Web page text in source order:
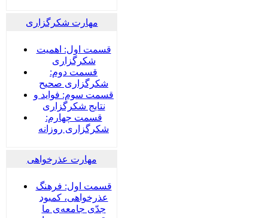
مهارت شکرگزاری
قسمت اول: اهمیت
شکرگزاری
قسمت دوم:
شکرگزاری صحیح
قسمت سوم: فواید و
نتایج شکرگزاری
قسمت چهارم:
شکرگزاری روزانه
مهارت عذرخواهی
قسمت اول: فرهنگ
عذرخواهی، کمبود
جدّی جامعه‌ی ما